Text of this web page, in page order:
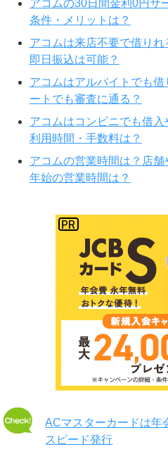
アコムの30日間金利0円サ
条件・メリットは？
アコムは来店不要で借りれ
即日振込は可能？
アコムはアルバイトでも
ートでも審査に通る？
アコムはコンビニでも借
利用時間・手数料は？
アコムの営業時間は？店
年始の営業時間は？
ACマスターカードは年
スピード発行